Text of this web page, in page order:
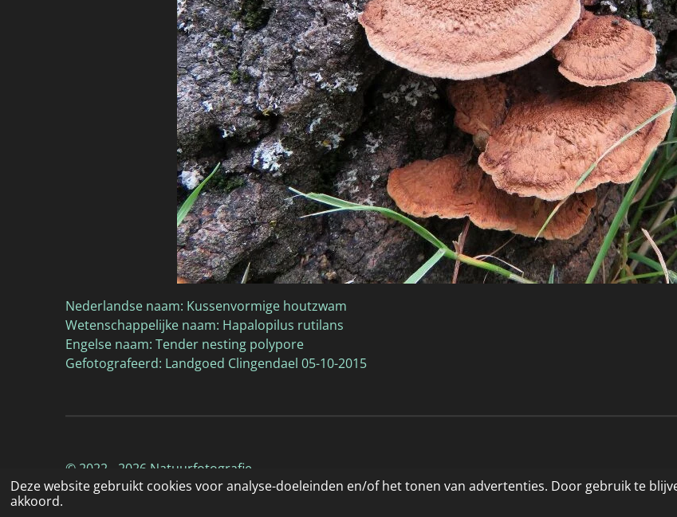
Deze website gebruikt cookies voor analyse-doeleinden en/of het tonen van advertenties. Door gebruik te
akkoord.
Nederlandse naam: Kussenvormige houtzwam
Wetenschappelijke naam: Hapalopilus rutilans
Engelse naam: Tender nesting polypore
Gefotografeerd: Landgoed Clingendael 05-10-2015
© 2022 - 2026 Natuurfotografie